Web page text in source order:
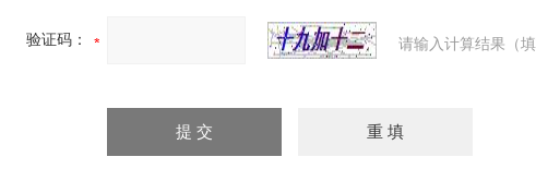
验证码： 请输入计算结果（